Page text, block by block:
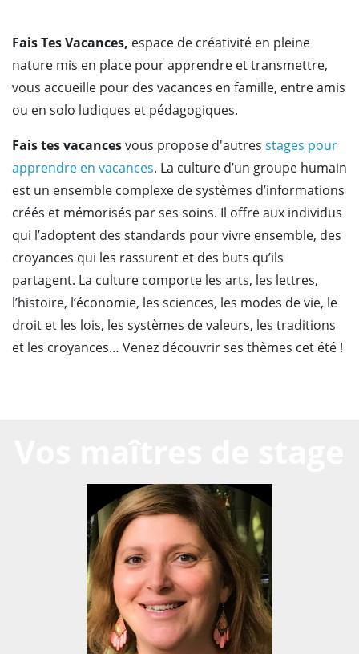
Fais Tes Vacances, espace de créativité en pleine
nature mis en place pour apprendre et transmettre,
vous accueille pour des vacances en famille, entre amis
ou en solo ludiques et pédagogiques.
Fais tes vacancesvous propose d'autres stages pour
apprendre en vacances. La culture d’un groupe humain
est un ensemble complexe de systèmes d’informations
créés et mémorisés par ses soins. Il offre aux individus
qui l’adoptent des standards pour vivre ensemble, des
croyances qui les rassurent et des buts qu’ils
partagent. La culture comporte les arts, les lettres,
l’histoire, l’économie, les sciences, les modes de vie, le
droit et les lois, les systèmes de valeurs, les traditions
et les croyances… Venez découvrir ses thèmes cet été !